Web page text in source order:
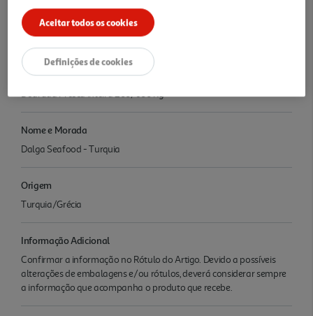
Existem diferentes nomes científicos possíveis para este produto,
pelo que deverá confirmar a informação em Questões frequentes >
Categoria Informação de Produtos > Pescado Nomes Científicos.
Denominação
Dourada Fresca Inteira 200/600 Kg
Nome e Morada
Dalga Seafood - Turquia
Origem
Turquia/Grécia
Informação Adicional
Confirmar a informação no Rótulo do Artigo. Devido a possíveis
alterações de embalagens e/ou rótulos, deverá considerar sempre
a informação que acompanha o produto que recebe.
Aceitar todos os cookies
Definições de cookies